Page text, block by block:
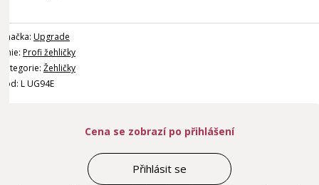
Značka: Upgrade
Linie: Profi žehličky
Kategorie: Žehličky
Kód: L UG94E
Cena se zobrazí po přihlášení
Přihlásit se